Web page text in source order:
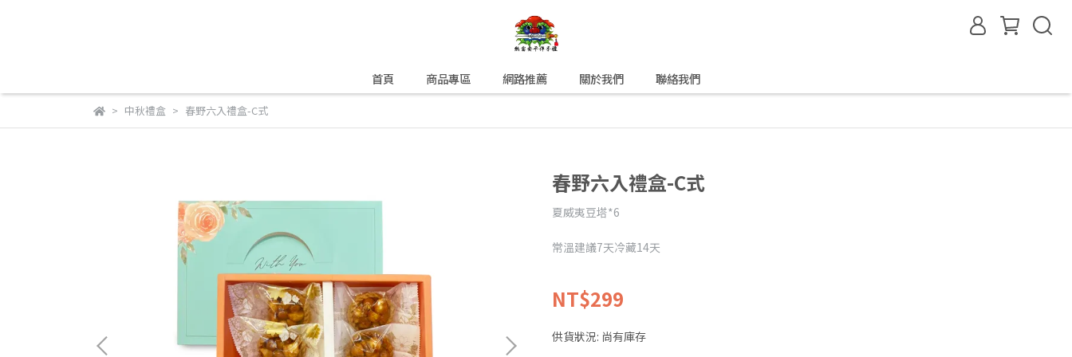
首頁 商品專區 網路推薦 關於我們 聯絡我們
中秋禮盒 春野六入禮盒-C式
春野六入禮盒-C式
夏威夷豆塔*6
常溫建議7天冷藏14天
NT$299
供貨狀況: 尚有庫存